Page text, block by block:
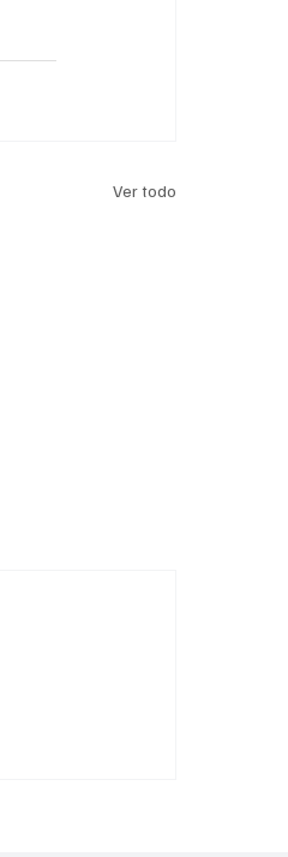
Ver todo